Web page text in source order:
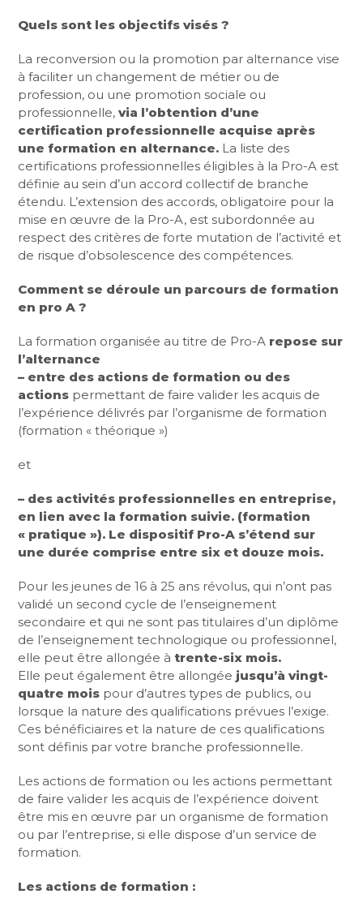
Quels sont les objectifs visés ?
La reconversion ou la promotion par alternance vise
à faciliter un changement de métier ou de
profession, ou une promotion sociale ou
professionnelle,via l’obtention d’une
certification professionnelle acquise après
une formation en alternance. La liste des
certifications professionnelles éligibles à la Pro-A est
définie au sein d’un accord collectif de branche
étendu. L’extension des accords, obligatoire pour la
mise en œuvre de la Pro-A, est subordonnée au
respect des critères de forte mutation de l’activité et
de risque d’obsolescence des compétences.
Comment se déroule un parcours de formation
en pro A ?
La formation organisée au titre de Pro-A repose sur
l’alternance
– entre des actions de formation ou des
actions permettant de faire valider les acquis de
l’expérience délivrés par l’organisme de formation
(formation « théorique »)
et
– des activités professionnelles en entreprise,
en lien avec la formation suivie. (formation
« pratique »). Le dispositif Pro-A s’étend sur
une durée comprise entre six et douze mois.
Pour les jeunes de 16 à 25 ans révolus, qui n’ont pas
validé un second cycle de l’enseignement
secondaire et qui ne sont pas titulaires d’un diplôme
de l’enseignement technologique ou professionnel,
elle peut être allongée àtrente-six mois.
Elle peut également être allongée jusqu’à vingt-
quatre mois pour d’autres types de publics, ou
lorsque la nature des qualifications prévues l’exige.
Ces bénéficiaires et la nature de ces qualifications
sont définis par votre branche professionnelle.
Les actions de formation ou les actions permettant
de faire valider les acquis de l’expérience doivent
être mis en œuvre par un organisme de formation
ou par l’entreprise, si elle dispose d’un service de
formation.
Les actions de formation :